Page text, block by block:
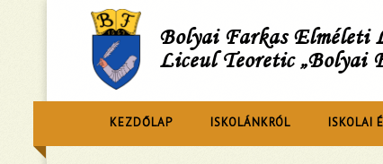
Bolyai Farkas Elméleti
Liceul Teoretic „Bolyai
KEZDŐLAP ISKOLÁNKRÓL ISKOLAI